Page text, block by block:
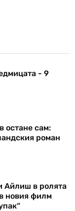
- 9
остане сам:
роман
Айлиш в ролята
новия филм